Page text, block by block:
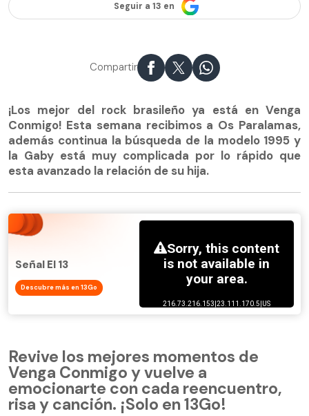
Seguir a 13 en
Compartir
¡Los mejor del rock brasileño ya está en Venga
Conmigo! Esta semana recibimos a Os Paralamas,
además continua la búsqueda de la modelo 1995 y
la Gaby está muy complicada por lo rápido que
esta avanzado la relación de su hija.
Señal El 13
Descubre más en 13Go
Revive los mejores momentos de
Venga Conmigo y vuelve a
emocionarte con cada reencuentro,
risa y canción. ¡Solo en 13Go!